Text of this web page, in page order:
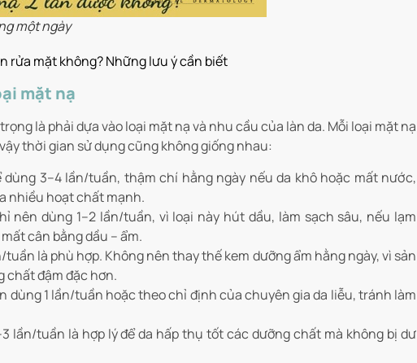
một ngày
rửa mặt không? Những lưu ý cần biết
mặt nạ
là phải dựa vào loại mặt nạ và nhu cầu của làn da. Mỗi loại mặt nạ
thời gian sử dụng cũng không giống nhau:
dùng 3–4 lần/tuần, thậm chí hằng ngày nếu da khô hoặc mất nước,
nhiều hoạt chất mạnh.
nên dùng 1–2 lần/tuần, vì loại này hút dầu, làm sạch sâu, nếu lạm
cân bằng dầu – ẩm.
tuần là phù hợp. Không nên thay thế kem dưỡng ẩm hằng ngày, vì sản
chất đậm đặc hơn.
dùng 1 lần/tuần hoặc theo chỉ định của chuyên gia da liễu, tránh làm
lần/tuần là hợp lý để da hấp thụ tốt các dưỡng chất mà không bị dư